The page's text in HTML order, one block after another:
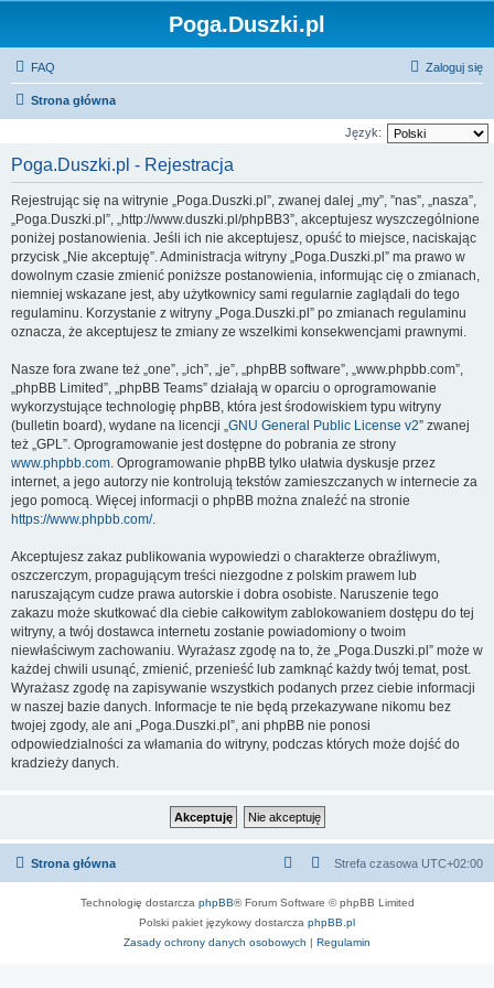
Poga.Duszki.pl
FAQ Zaloguj się
Strona główna
Język:
Poga.Duszki.pl - Rejestracja
Rejestrując się na witrynie „Poga.Duszki.pl”, zwanej dalej „my”, ”nas”, „nasza”,
„Poga.Duszki.pl”, „http://www.duszki.pl/phpBB3”, akceptujesz wyszczególnione
poniżej postanowienia. Jeśli ich nie akceptujesz, opuść to miejsce, naciskając
przycisk „Nie akceptuję”. Administracja witryny „Poga.Duszki.pl” ma prawo w
dowolnym czasie zmienić poniższe postanowienia, informując cię o zmianach,
niemniej wskazane jest, aby użytkownicy sami regularnie zaglądali do tego
regulaminu. Korzystanie z witryny „Poga.Duszki.pl” po zmianach regulaminu
oznacza, że akceptujesz te zmiany ze wszelkimi konsekwencjami prawnymi.
Nasze fora zwane też „one”, „ich”, „je”, „phpBB software”, „www.phpbb.com”,
„phpBB Limited”, „phpBB Teams” działają w oparciu o oprogramowanie
wykorzystujące technologię phpBB, która jest środowiskiem typu witryny
(bulletin board), wydane na licencji „GNU General Public License v2” zwanej
też „GPL”. Oprogramowanie jest dostępne do pobrania ze strony
www.phpbb.com. Oprogramowanie phpBB tylko ułatwia dyskusje przez
internet, a jego autorzy nie kontrolują tekstów zamieszczanych w internecie za
jego pomocą. Więcej informacji o phpBB można znaleźć na stronie
https://www.phpbb.com/.
Akceptujesz zakaz publikowania wypowiedzi o charakterze obraźliwym,
oszczerczym, propagującym treści niezgodne z polskim prawem lub
naruszającym cudze prawa autorskie i dobra osobiste. Naruszenie tego
zakazu może skutkować dla ciebie całkowitym zablokowaniem dostępu do tej
witryny, a twój dostawca internetu zostanie powiadomiony o twoim
niewłaściwym zachowaniu. Wyrażasz zgodę na to, że „Poga.Duszki.pl” może w
każdej chwili usunąć, zmienić, przenieść lub zamknąć każdy twój temat, post.
Wyrażasz zgodę na zapisywanie wszystkich podanych przez ciebie informacji
w naszej bazie danych. Informacje te nie będą przekazywane nikomu bez
twojej zgody, ale ani „Poga.Duszki.pl”, ani phpBB nie ponosi
odpowiedzialności za włamania do witryny, podczas których może dojść do
kradzieży danych.
Strona główna Strefa czasowa UTC+02:00
Technologię dostarcza phpBB® Forum Software © phpBB Limited
Polski pakiet językowy dostarcza phpBB.pl
Zasady ochrony danych osobowych | Regulamin